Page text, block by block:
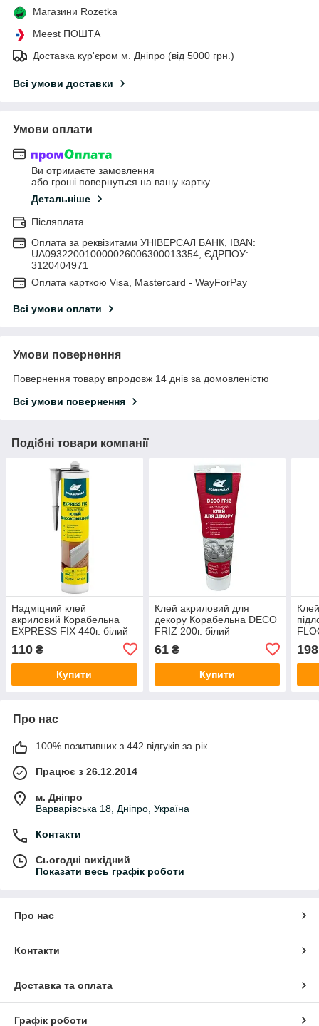
Магазини Rozetka
Meest ПОШТА
Доставка кур'єром м. Дніпро (від 5000 грн.)
Всі умови доставки
Умови оплати
Ви отримаєте замовлення
або гроші повернуться на вашу картку
Детальніше
Післяплата
Оплата за реквізитами УНІВЕРСАЛ БАНК, IBAN:
UA093220010000026006300013354, ЄДРПОУ:
3120404971
Оплата карткою Visa, Mastercard - WayForPay
Всі умови оплати
Умови повернення
Повернення товару впродовж 14 днів за домовленістю
Всі умови повернення
Подібні товари компанії
Надміцний клей
акриловий Корабельна
EXPRESS FIX 440г. білий
110 ₴
Купити
Клей акриловий для
декору Корабельна DECO
FRIZ 200г. білий
61₴
Купити
198
Про нас
100% позитивних з 442 відгуків за рік
Працює з 26.12.2014
м. Дніпро
Варварівська 18, Дніпро, Україна
Контакти
Сьогодні вихідний
Показати весь графік роботи
Про нас
Контакти
Доставка та оплата
Графік роботи